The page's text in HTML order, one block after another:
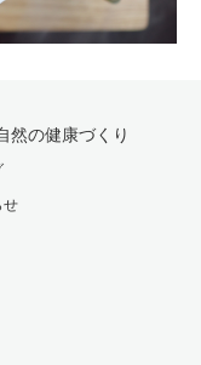
然の健康づくり
せ